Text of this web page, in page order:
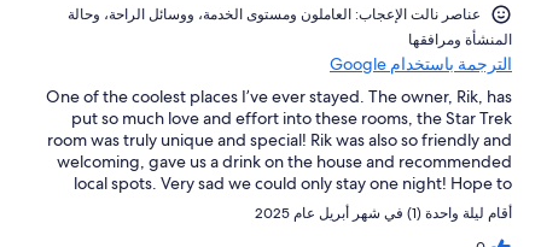
عناصر نالت الإعجاب: ⁦العاملون ومستوى الخدمة⁩، و⁦وسائل الراحة⁩، و⁦حالة
المنشأة ومرافقها⁩
الترجمة باستخدام Google
One of the coolest places I’ve ever stayed. The owner, Rik, has
put so much love and effort into these rooms, the Star Trek
room was truly unique and special! Rik was also so friendly and
welcoming, gave us a drink on the house and recommended
local spots. Very sad we could only stay one night! Hope to
come back again soon.
أقام ليلة واحدة (1) في شهر أبريل عام 2025